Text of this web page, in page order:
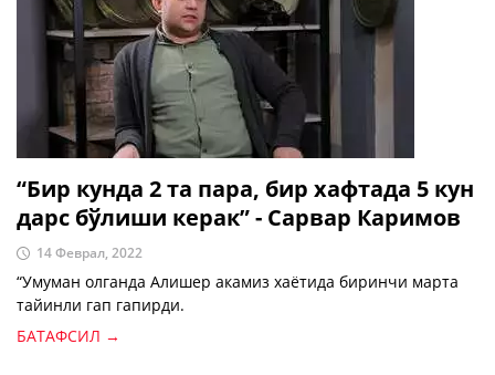
“Бир кунда 2 та пара, бир хафтада 5 кун
дарс бўлиши керак” - Сарвар Каримов
14 Феврал, 2022
“Умуман олганда Алишер акамиз хаётида биринчи марта
тайинли гап гапирди.
БАТАФСИЛ →